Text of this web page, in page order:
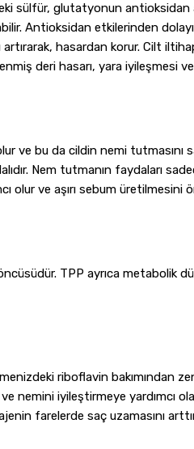
sülfür, glutatyonun
Antioksidan etkilerinden
hasardan korur. Cilt
deri hasarı, yara iyileşmesi
ve bu da cildin nemi tutmasını
Nem tutmanın faydaları
olur ve aşırı sebum üretilmesini
TPP ayrıca metabolik
riboflavin bakımından
nemini iyileştirmeye yardımcı
farelerde saç uzamasını